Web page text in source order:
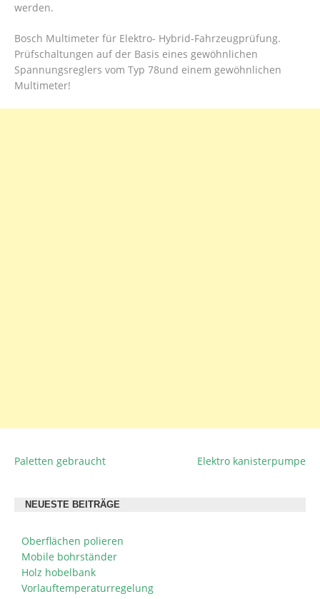
werden.
Bosch Multimeter für Elektro- Hybrid-Fahrzeugprüfung.
Prüfschaltungen auf der Basis eines gewöhnlichen
Spannungsreglers vom Typ 78und einem gewöhnlichen
Multimeter!
BEITRAGSNAVIGATION
Paletten gebraucht Elektro kanisterpumpe
NEUESTE BEITRÄGE
Oberflächen polieren
Mobile bohrständer
Holz hobelbank
Vorlauftemperaturregelung